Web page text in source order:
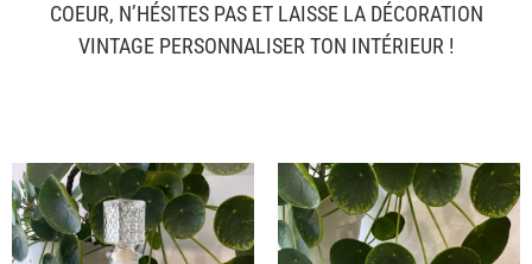
COEUR, N’HÉSITES PAS ET LAISSE LA DÉCORATION
VINTAGE PERSONNALISER TON INTÉRIEUR !